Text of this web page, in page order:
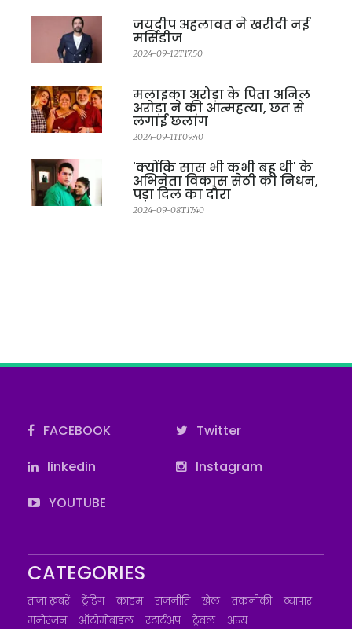
जयदीप अहलावत ने खरीदी नई
मर्सिडीज
2024-09-12T17:50
मलाइका अरोड़ा के पिता अनिल
अरोड़ा ने की आत्महत्या, छत से
लगाई छलांग
2024-09-11T09:40
'क्योंकि सास भी कभी बहू थी' के
अभिनेता विकास सेठी का निधन,
पड़ा दिल का दौरा
2024-09-08T17:40
FACEBOOK
Twitter
linkedin
Instagram
YOUTUBE
CATEGORIES
ताज़ा ख़बरें ट्रेंडिंग क्राइम राजनीति खेल तकनीकी
व्यापार
मनोरंजन
ऑटोमोबाइल स्टार्टअप ट्रेवल अन्य